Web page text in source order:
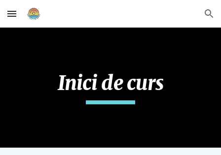
Skip to main content Skip to navigation
Inici de curs